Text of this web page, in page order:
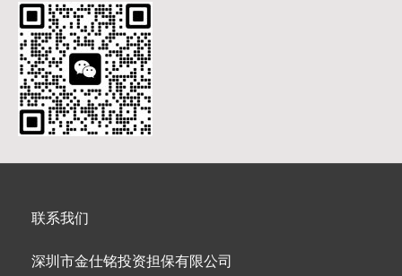
联系我们
深圳市金仕铭投资担保有限公司